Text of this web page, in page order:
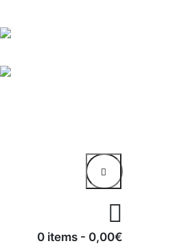
0 items - 0,00€